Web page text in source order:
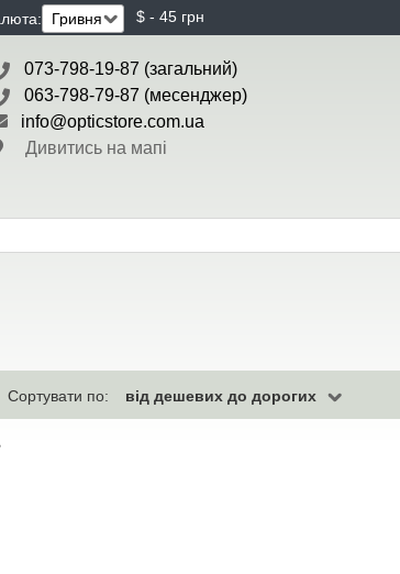
$ - 45 грн
073-798-19-87 (загальний)
063-798-79-87 (месенджер)
info@opticstore.com.ua
Дивитись на мапі
Сортувати по: від дешевих до дорогих